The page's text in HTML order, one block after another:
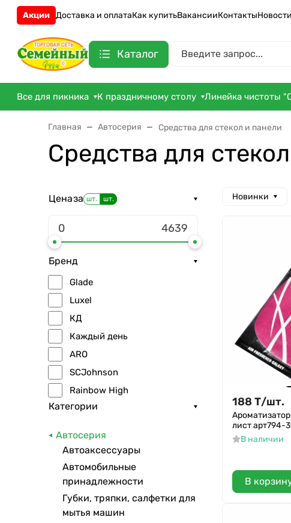
Акции Доставка и оплатаКак купитьВакансииКонтактыНовости
Каталог
Все для пикника К праздничному столу Линейка чистоты
Главная Автосерия Средства для стекол и панели
Средства для
Ценаза шт. шт.
Бренд
Glade
Luxel
КД
Каждый день
ARO
SCJohnson
Rainbow High
GRASS
Lilac
Areon
ALA2022
Чистолюб
Категории
Автосерия
Автоаксессуары
Автомобильные
принадлежности
Губки, тряпки, салфетки для
мытья машин
Новинки
188 Т/шт.
лист арт794-
В наличии
В